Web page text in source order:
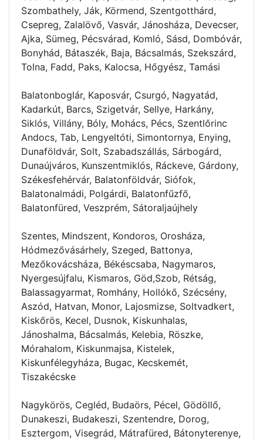
Szombathely, Ják, Körmend, Szentgotthárd,
Csepreg, Zalalövő, Vasvár, Jánosháza, Devecser,
Ajka, Sümeg, Pécsvárad, Komló, Sásd, Dombóvár,
Bonyhád, Bátaszék, Baja, Bácsalmás, Szekszárd,
Tolna, Fadd, Paks, Kalocsa, Hőgyész, Tamási
Balatonboglár, Kaposvár, Csurgó, Nagyatád,
Kadarkút, Barcs, Szigetvár, Sellye, Harkány,
Siklós, Villány, Bóly, Mohács, Pécs, Szentlőrinc
Andocs, Tab, Lengyeltóti, Simontornya, Enying,
Dunaföldvár, Solt, Szabadszállás, Sárbogárd,
Dunaújváros, Kunszentmiklós, Ráckeve, Gárdony,
Székesfehérvár, Balatonföldvár, Siófok,
Balatonalmádi, Polgárdi, Balatonfűzfő,
Balatonfüred, Veszprém, Sátoraljaújhely
Szentes, Mindszent, Kondoros, Orosháza,
Hódmezővásárhely, Szeged, Battonya,
Mezőkovácsháza, Békéscsaba, Nagymaros,
Nyergesújfalu, Kismaros, Göd,Szob, Rétság,
Balassagyarmat, Romhány, Hollókő, Szécsény,
Aszód, Hatvan, Monor, Lajosmizse, Soltvadkert,
Kiskőrös, Kecel, Dusnok, Kiskunhalas,
Jánoshalma, Bácsalmás, Kelebia, Röszke,
Mórahalom, Kiskunmajsa, Kistelek,
Kiskunfélegyháza, Bugac, Kecskemét,
Tiszakécske
Nagykörös, Cegléd, Budaörs, Pécel, Gödöllő,
Dunakeszi, Budakeszi, Szentendre, Dorog,
Esztergom, Visegrád, Mátrafüred, Bátonyterenye,